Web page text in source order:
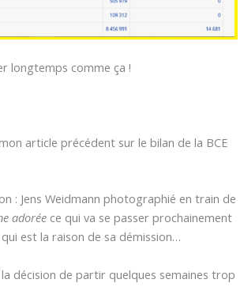
longtemps comme ça !
article précédent sur le bilan de la BCE
: Jens Weidmann photographié en train de
adoréece qui va se passer prochainement
qui est la raison de sa démission…
la décision de partir quelques semaines trop